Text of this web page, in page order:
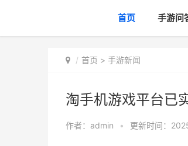
首页 手游问
首页 > 手游新闻
淘手机游戏平台已
作者： admin • 更新时间：